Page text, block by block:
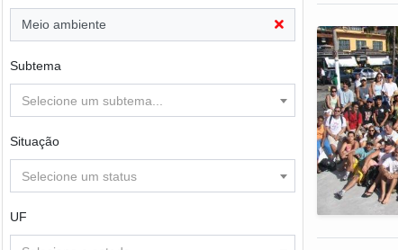
Meio ambiente
Subtema
Selecione um subtema...
Situação
Selecione um status
UF